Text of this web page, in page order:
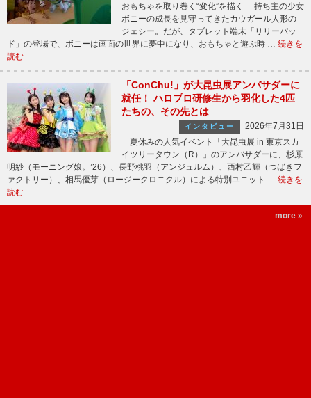
おもちゃを取り巻く“変化”を描く 持ち主の少女
ボニーの成長を見守ってきたカウガール人形の
ジェシー。だが、タブレット端末「リリーパッ
ド」の登場で、ボニーは画面の世界に夢中になり、おもちゃと遊ぶ時 … 続きを
読む
「ConChu!」が大昆虫展アンバサダーに
就任！ ハロプロ研修生から羽化した4匹
たちの、その先とは
インタビュー
2026年7月31日
夏休みの人気イベント「大昆虫展 in 東京スカ
イツリータウン（R）」のアンバサダーに、杉原
明紗（モーニング娘。’26）、長野桃羽（アンジュルム）、西村乙輝（つばきフ
ァクトリー）、相馬優芽（ロージークロニクル）による特別ユニット … 続きを
読む
more »